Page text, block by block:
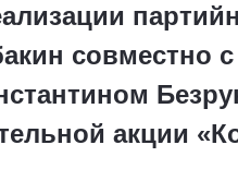
совместно
акции